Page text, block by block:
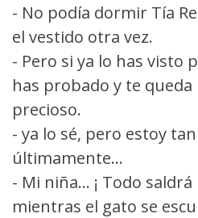
- No podía dormir Tía
el vestido otra vez.
- Pero si ya lo has visto
has probado y te queda
precioso.
- ya lo sé, pero estoy
últimamente...
- Mi niña... ¡ Todo
mientras el gato se